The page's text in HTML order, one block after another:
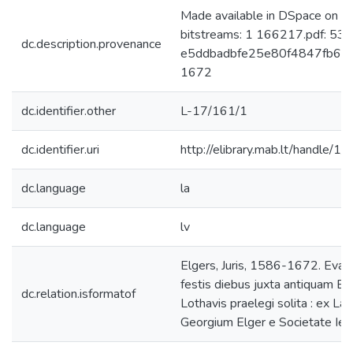
dc.description.provenance
Made available in DSpace on
bitstreams: 1 166217.pdf:
1672
dc.identifier.other L-17/161/1
dc.identifier.uri http://elibrary.mab.lt/handle/1/
dc.language la
dc.language lv
dc.relation.isformatof
Elgers, Juris, 1586-1672.
festis diebus juxta antiquam
Lothavis praelegi solita : ex
Georgium Elger e Societate